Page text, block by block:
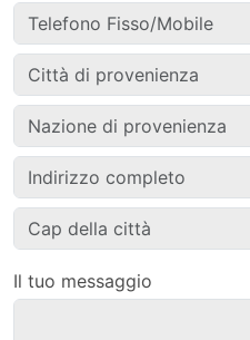
Il tuo messaggio